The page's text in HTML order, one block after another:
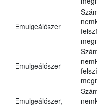
Emulgeálószer
Emulgeálószer
Emulgeálószer,